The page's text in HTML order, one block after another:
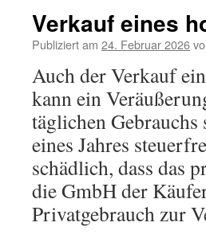
Verkauf eines
Publiziert am 24. Februar 2026
Auch der Verkauf
kann ein
täglichen
eines Jahres
schädlich, dass das
die GmbH der
Privatgebrauch zur